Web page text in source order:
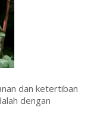
dan ketertiban
dengan